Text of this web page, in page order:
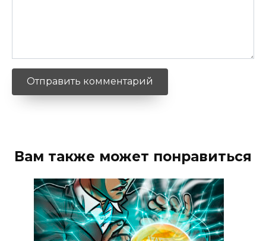
Вам также может понравиться